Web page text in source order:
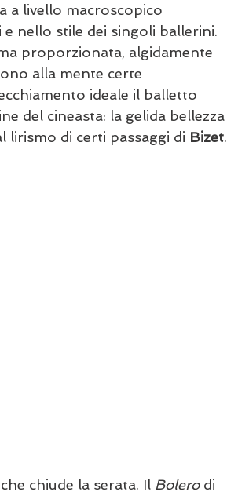
a livello macroscopico
nello stile dei singoli ballerini.
proporzionata, algidamente
alla mente certe
ideale il balletto
del cineasta: la gelida bellezza
lirismo di certi passaggi di Bizet.
chiude la serata. Il Bolero di